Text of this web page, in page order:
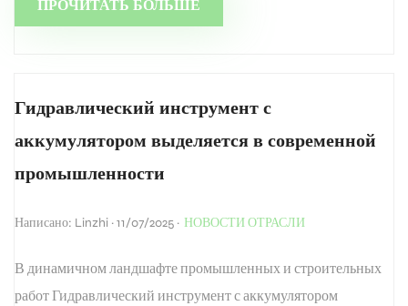
ПРОЧИТАТЬ БОЛЬШЕ
Гидравлический инструмент с
аккумулятором выделяется в современной
промышленности
Написано: Linzhi · 11/07/2025 · НОВОСТИ ОТРАСЛИ
В динамичном ландшафте промышленных и строительных
работ Гидравлический инструмент с аккумулятором